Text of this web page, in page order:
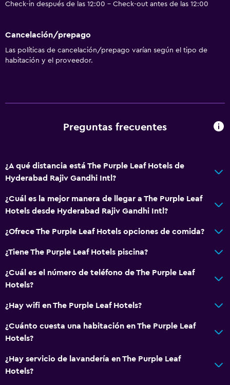
Check-in después de las 12:00 - Check-out antes de las 12:00
Cancelación/prepago
Las políticas de cancelación/prepago varían según el tipo de
habitación y el proveedor.
Preguntas frecuentes
¿A qué distancia está The Purple Leaf Hotels de
Hyderabad Rajiv Gandhi Intl?
¿Cuál es la mejor manera de llegar a The Purple Leaf
Hotels desde Hyderabad Rajiv Gandhi Intl?
¿Ofrece The Purple Leaf Hotels opciones de comida?
¿Tiene The Purple Leaf Hotels piscina?
¿Cuál es el número de teléfono de The Purple Leaf
Hotels?
¿Hay wifi en The Purple Leaf Hotels?
¿Cuánto cuesta una habitación en The Purple Leaf
Hotels?
¿Hay servicio de lavandería en The Purple Leaf
Hotels?